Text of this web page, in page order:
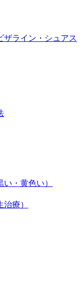
ザライン・シュアス
・黄色い）
療）